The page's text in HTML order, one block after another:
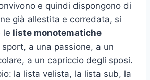
e quindi dispongono di
già allestita e corredata, si
le liste monotematiche
a una passione, a un
a un capriccio degli sposi.
la lista velista, la lista sub, la